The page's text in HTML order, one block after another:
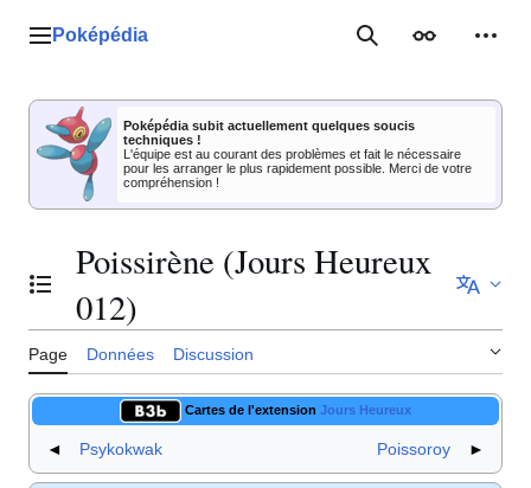
Menu principal
Poképédia RechercherApparence
Poképédia subit actuellement quelques soucis
techniques !
L'équipe est au courant des problèmes et fait le nécessaire
pour les arranger le plus rapidement possible. Merci de votre
compréhension !
Basculer la table des matières
Poissirène (Jours Heureux
012)
Page Données Discussion
Cartes de l'extension Jours Heureux
◄ Psykokwak Poissoroy ►